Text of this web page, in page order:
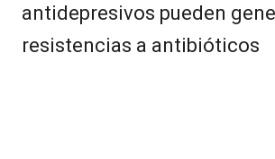
antidepresivos pueden
resistencias a antibióticos